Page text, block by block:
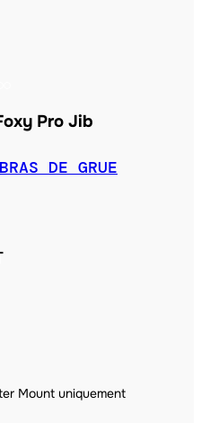
Pro Jib
BRAS DE GRUE
Mount uniquement